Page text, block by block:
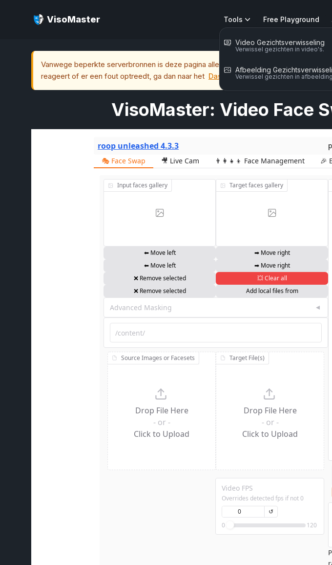
VisoMaster Tools
Video Gezichtsverwisseling
Verwissel gezichten in video's.
Afbeelding
Verwissel gezichten in
Free Playground
Vanwege beperkte serverbronnen is deze pagina alleen bedoeld voor
reageert of er een fout optreedt, ga dan naar het Dashboard
VisoMaster: Video Face